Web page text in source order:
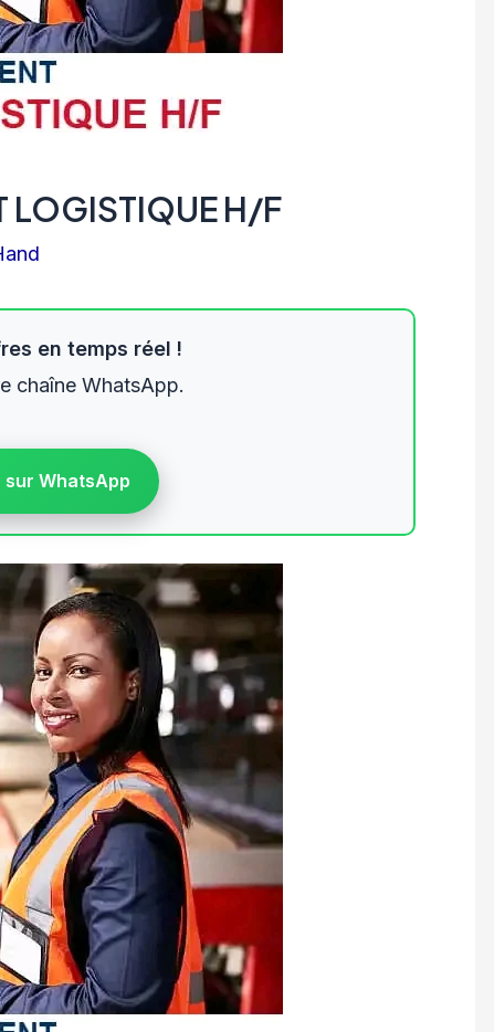
LOGISTIQUE H/F
en temps réel !
chaîne WhatsApp.
sur WhatsApp